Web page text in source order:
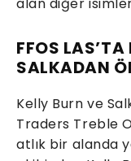
alan diğer
FFOS LAS’TA
SALKADAN
Kelly Burn ve
Traders Treble
atlık bir alanda